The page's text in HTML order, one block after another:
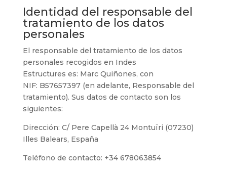
Identidad del responsable del
tratamiento de los datos
personales
El responsable del tratamiento de los datos
personales recogidos en Indes
Estructures es: Marc Quiñones, con
NIF: B57657397 (en adelante, Responsable del
tratamiento). Sus datos de contacto son los
siguientes:
Dirección: C/ Pere Capellà 24 Montuïri (07230)
Illes Balears, España
Teléfono de contacto: +34 678063854